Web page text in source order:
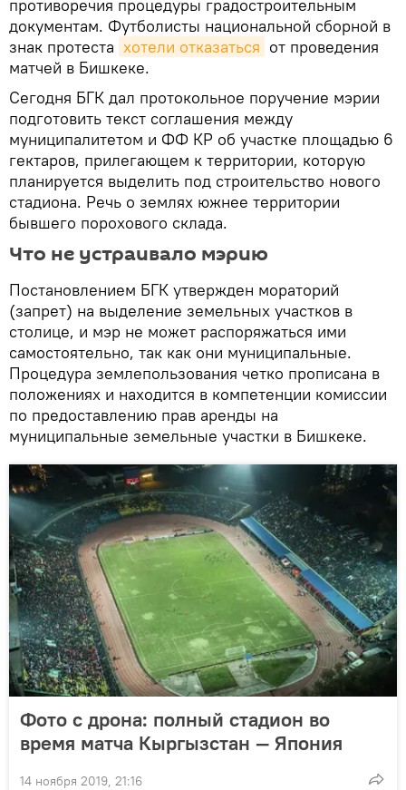
противоречия процедуры градостроительным
документам. Футболисты национальной сборной в
знак протеста хотели отказаться от проведения
матчей в Бишкеке.
Сегодня БГК дал протокольное поручение мэрии
подготовить текст соглашения между
муниципалитетом и ФФ КР об участке площадью 6
гектаров, прилегающем к территории, которую
планируется выделить под строительство нового
стадиона. Речь о землях южнее территории
бывшего порохового склада.
Что не устраивало мэрию
Постановлением БГК утвержден мораторий
(запрет) на выделение земельных участков в
столице, и мэр не может распоряжаться ими
самостоятельно, так как они муниципальные.
Процедура землепользования четко прописана в
положениях и находится в компетенции комиссии
по предоставлению прав аренды на
муниципальные земельные участки в Бишкеке.
Фото с дрона: полный стадион во
время матча Кыргызстан — Япония
14 ноября 2019, 21:16